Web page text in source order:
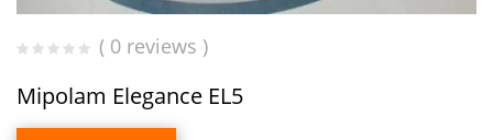
( 0 reviews )
Mipolam Elegance EL5